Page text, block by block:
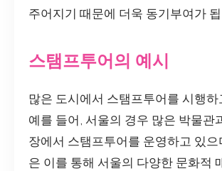
주어지기 때문에 더욱 동기부여가
스탬프투어의 예시
많은 도시에서 스탬프투어를 시행하
예를 들어, 서울의 경우 많은 박물관
장에서 스탬프투어를 운영하고 있으
은 이를 통해 서울의 다양한 문화적